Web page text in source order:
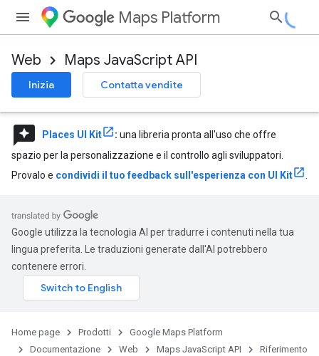
Maps Platform
Web Maps JavaScript API
Inizia Contatta vendite
reviews Places UI Kit : una libreria pronta all'uso che offre
spazio per la personalizzazione e il controllo agli sviluppatori.
Provalo e condividi il tuo feedback sull'esperienza con UI Kit .
Google utilizza la tecnologia AI per tradurre i contenuti nella tua
lingua preferita. Le traduzioni generate dall'AI potrebbero
contenere errori.
Home page Prodotti
Google Maps Platform
Documentazione
Web Maps JavaScript API Riferimento